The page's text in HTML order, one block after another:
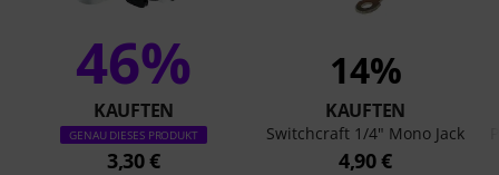
46%
KAUFTEN
GENAU DIESES PRODUKT
3,30 €
14%
KAUFTEN
Switchcraft 1/4" Mono Jack
4,90 €